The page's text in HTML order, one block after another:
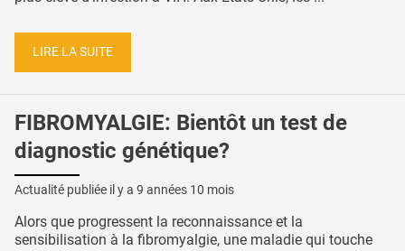
LIRE LA SUITE
FIBROMYALGIE: Bientôt un test de
diagnostic génétique?
Actualité publiée il y a 9 années 10 mois
Alors que progressent la reconnaissance et la
sensibilisation à la fibromyalgie, une maladie qui touche